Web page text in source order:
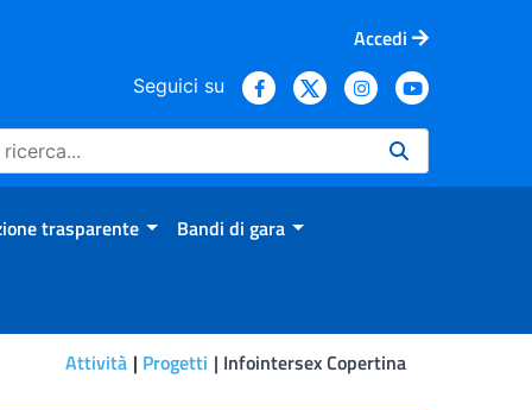
Accedi
Seguici su
trasparente Bandi di gara
Attività Progetti Infointersex Copertina